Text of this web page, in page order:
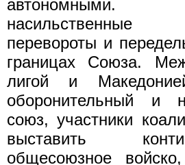
автономными.
насильственные
перевороты и
границах Союза.
лигой и
оборонительный и
союз, участники
выставить
общесоюзное